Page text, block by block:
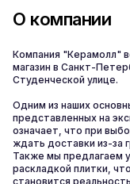
О компании
Компания "Керамолл"
магазин в Санкт-
Студенческой улице.
Одним из наших
представленных на
означает, что при
ждать доставки из-за
Также мы предлагаем
раскладкой плитки,
становится